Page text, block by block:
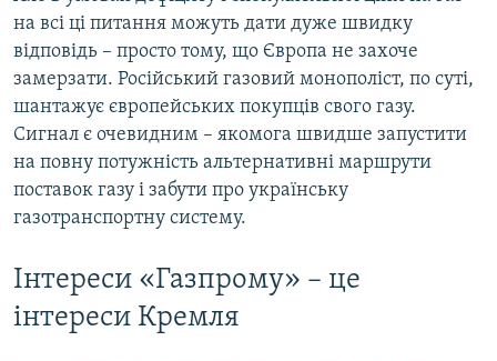
на всі ці питання можуть дати дуже швидку
відповідь – просто тому, що Європа не захоче
замерзати. Російський газовий монополіст, по суті,
шантажує європейських покупців свого газу.
Сигнал є очевидним – якомога швидше запустити
на повну потужність альтернативні маршрути
поставок газу і забути про українську
газотранспортну систему.
Інтереси «Газпрому» – це
інтереси Кремля